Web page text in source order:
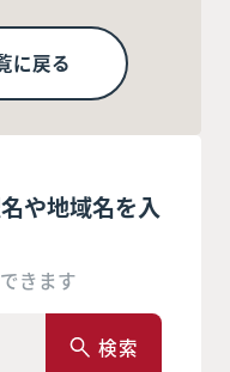
に戻る
や地域名を入
きます
検索